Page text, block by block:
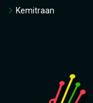
Kemitraan